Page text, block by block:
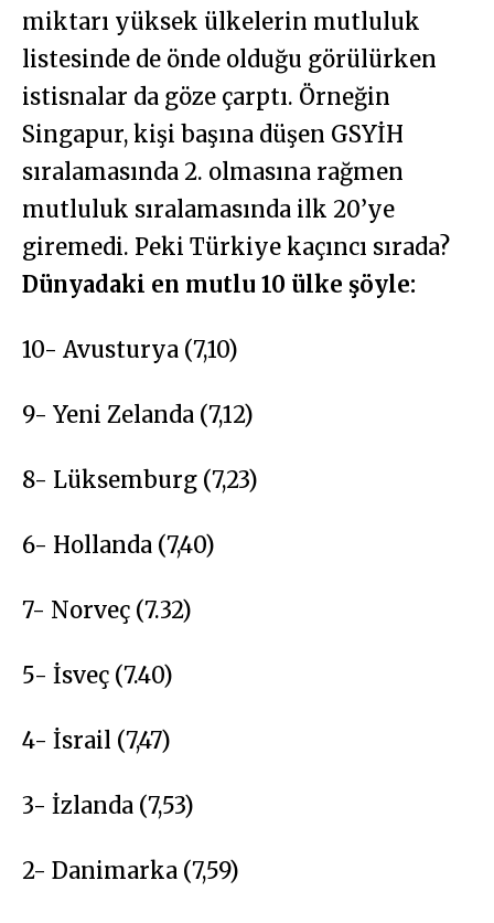
miktarı yüksek ülkelerin mutluluk
listesinde de önde olduğu görülürken
istisnalar da göze çarptı. Örneğin
Singapur, kişi başına düşen GSYİH
sıralamasında 2. olmasına rağmen
mutluluk sıralamasında ilk 20’ye
giremedi. Peki Türkiye kaçıncı sırada?
Dünyadaki en mutlu 10 ülke şöyle:
10- Avusturya (7,10)
9- Yeni Zelanda (7,12)
8- Lüksemburg (7,23)
6- Hollanda (7,40)
7- Norveç (7.32)
5- İsveç (7.40)
4- İsrail (7,47)
3- İzlanda (7,53)
2- Danimarka (7,59)